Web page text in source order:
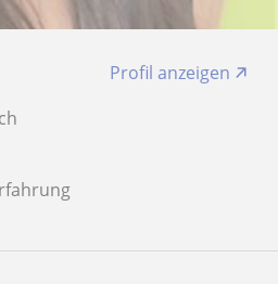
Profil anzeigen